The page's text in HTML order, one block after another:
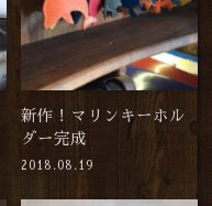
新作！マリンキーホル
ダー完成
2018.08.19